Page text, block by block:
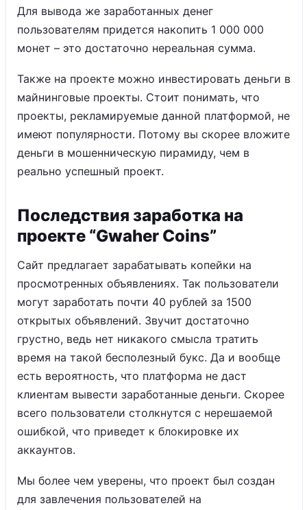
Для вывода же заработанных денег
пользователям придется накопить 1 000 000
монет – это достаточно нереальная сумма.
Также на проекте можно инвестировать деньги в
майнинговые проекты. Стоит понимать, что
проекты, рекламируемые данной платформой, не
имеют популярности. Потому вы скорее вложите
деньги в мошенническую пирамиду, чем в
реально успешный проект.
Последствия заработка на
проекте “Gwaher Coins”
Сайт предлагает зарабатывать копейки на
просмотренных объявлениях. Так пользователи
могут заработать почти 40 рублей за 1500
открытых объявлений. Звучит достаточно
грустно, ведь нет никакого смысла тратить
время на такой бесполезный букс. Да и вообще
есть вероятность, что платформа не даст
клиентам вывести заработанные деньги. Скорее
всего пользователи столкнутся с нерешаемой
ошибкой, что приведет к блокировке их
аккаунтов.
Мы более чем уверены, что проект был создан
для завлечения пользователей на